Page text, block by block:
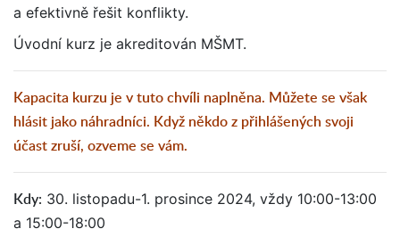
a efektivně řešit konflikty.
Úvodní kurz je akreditován MŠMT.
Kapacita kurzu je v tuto chvíli naplněna. Můžete se však
hlásit jako náhradníci. Když někdo z přihlášených svoji
účast zruší, ozveme se vám.
Kdy: 30. listopadu-1. prosince 2024, vždy 10:00-13:00
a 15:00-18:00